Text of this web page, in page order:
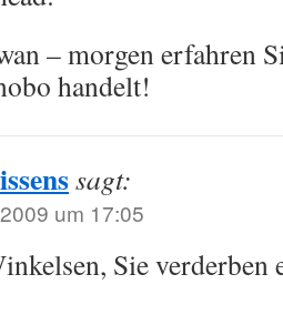
– morgen erfahren
handelt!
sagt:
um 17:05
Sie verderben